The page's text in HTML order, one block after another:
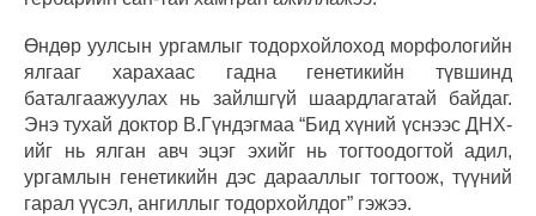
Өндөр уулсын ургамлыг тодорхойлоход морфологийн
ялгааг харахаас гадна генетикийн түвшинд
баталгаажуулах нь зайлшгүй шаардлагатай байдаг.
Энэ тухай доктор В.Гүндэгмаа “Бид хүний үснээс ДНХ-
ийг нь ялган авч эцэг эхийг нь тогтоодогтой адил,
ургамлын генетикийн дэс дарааллыг тогтоож, түүний
гарал үүсэл, ангиллыг тодорхойлдог” гэжээ.